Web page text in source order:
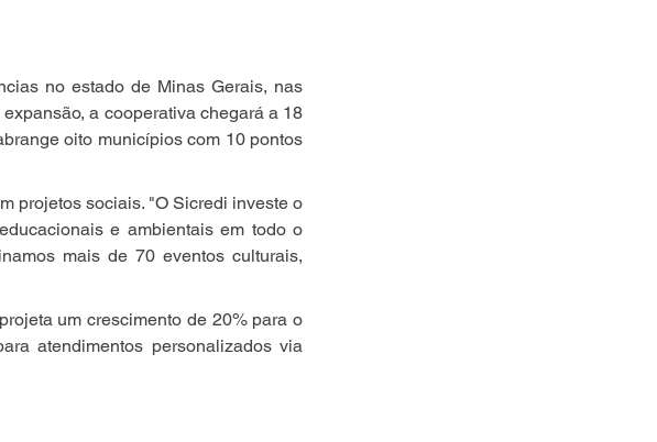
no estado de Minas Gerais, nas
a cooperativa chegará a 18
oito municípios com 10 pontos
projetos sociais. "O Sicredi investe o
e ambientais em todo o
mais de 70 eventos culturais,
um crescimento de 20% para o
atendimentos personalizados via